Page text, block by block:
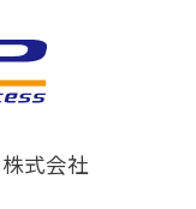
式会社